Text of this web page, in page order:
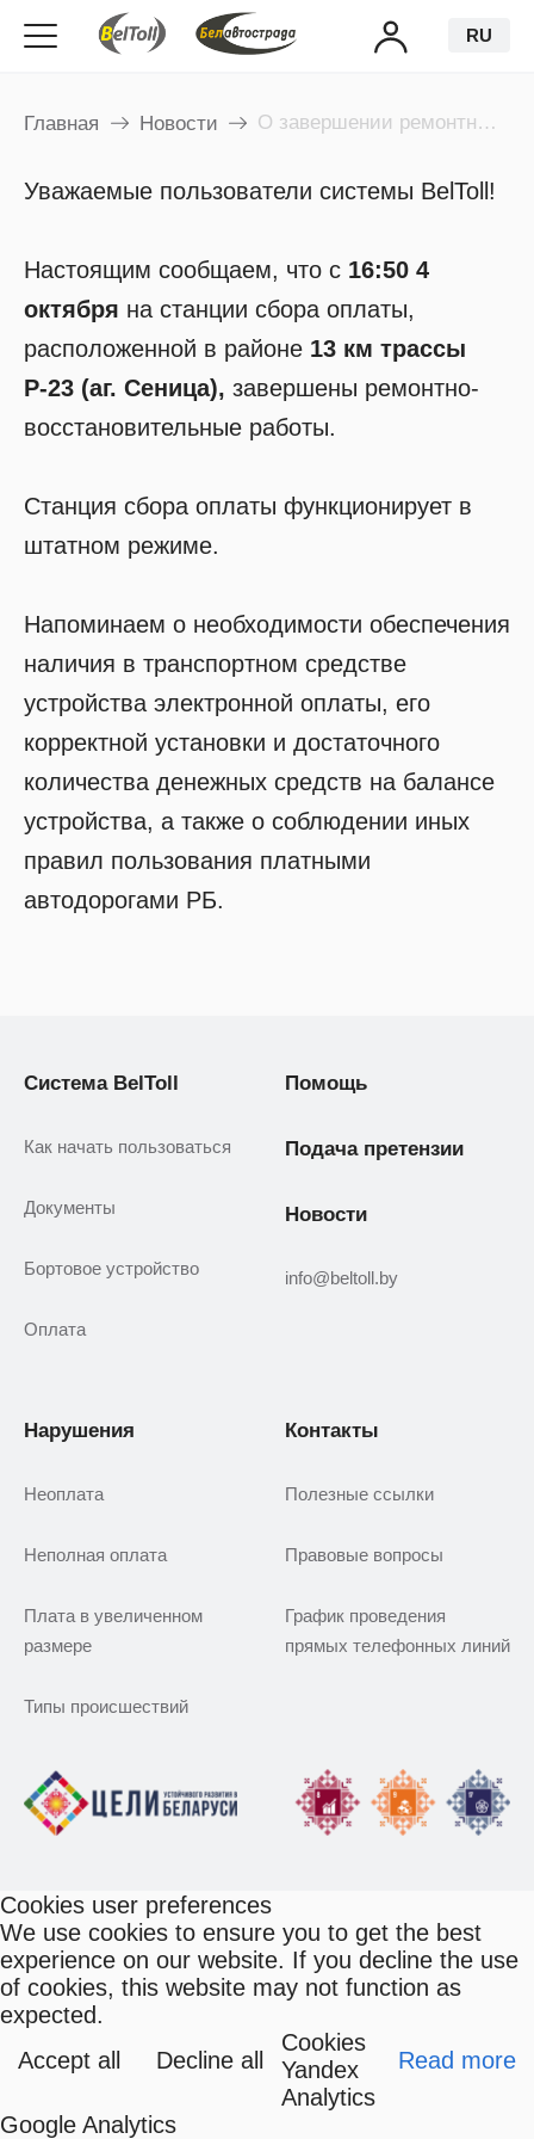
RU
Главная Новости О завершении ремонтных работ на станции сбора оплаты
Уважаемые пользователи системы BelToll!
Настоящим сообщаем, что с 16:50 4
октября на станции сбора оплаты,
расположенной в районе13 км трассы
Р-23 (аг. Сеница), завершены ремонтно-
восстановительные работы.
Станция сбора оплаты функционирует в
штатном режиме.
Напоминаем о необходимости обеспечения
наличия в транспортном средстве
устройства электронной оплаты, его
корректной установки и достаточного
количества денежных средств на балансе
устройства, а также о соблюдении иных
правил пользования платными
автодорогами РБ.
Система BelToll
Как начать пользоваться
Документы
Бортовое устройство
Оплата
Помощь
Подача претензии
Новости
info@beltoll.by
Нарушения
Неоплата
Неполная оплата
Плата в увеличенном
размере
Типы происшествий
Контакты
Полезные ссылки
Правовые вопросы
График проведения
прямых телефонных линий
Cookies user preferences
We use cookies to ensure you to get the best
experience on our website. If you decline the use
of cookies, this website may not function as
expected.
Accept all
Decline all Read more
Cookies
Yandex
Analytics
Google Analytics